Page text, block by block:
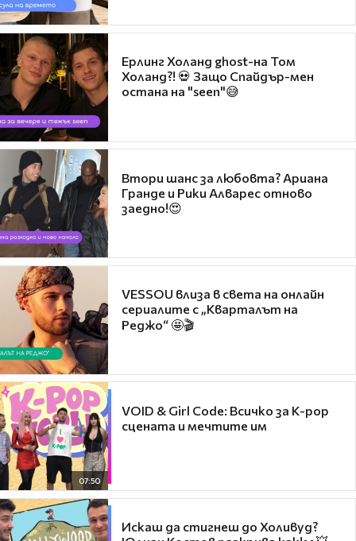
Ерлинг Холанд ghost-на Том
Холанд?! 💀 Защо Спайдър-мен
остана на "seen"😅
Втори шанс за любовта? Ариана
Гранде и Рики Алварес отново
заедно!😍
VESSOU влиза в света на онлайн
сериалите с „Кварталът на
Реджо“ 🤩🎬
07:50
VOID & Girl Code: Всичко за K-pop
сцената и мечтите им
Искаш да стигнеш до Холивуд?